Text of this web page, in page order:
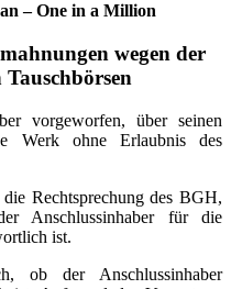
– One in a Million
wegen der
vorgeworfen, über seinen
Werk ohne Erlaubnis des
Rechtsprechung des BGH,
Anschlussinhaber für die
ist.
ob der Anschlussinhaber